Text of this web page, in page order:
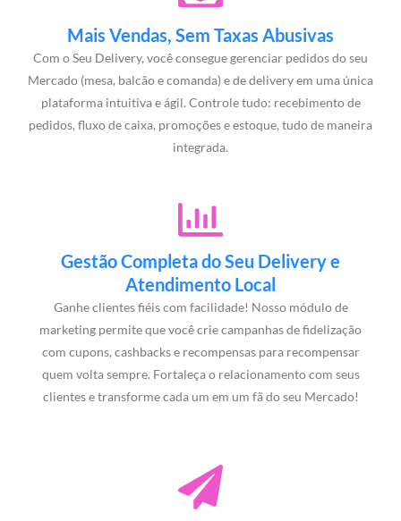
Mais Vendas, Sem Taxas Abusivas
Com o Seu Delivery, você consegue gerenciar pedidos do seu
Mercado (mesa, balcão e comanda) e de delivery em uma única
plataforma intuitiva e ágil. Controle tudo: recebimento de
pedidos, fluxo de caixa, promoções e estoque, tudo de maneira
integrada.
Gestão Completa do Seu Delivery e
Atendimento Local
Ganhe clientes fiéis com facilidade! Nosso módulo de
marketing permite que você crie campanhas de fidelização
com cupons, cashbacks e recompensas para recompensar
quem volta sempre. Fortaleça o relacionamento com seus
clientes e transforme cada um em um fã do seu Mercado!